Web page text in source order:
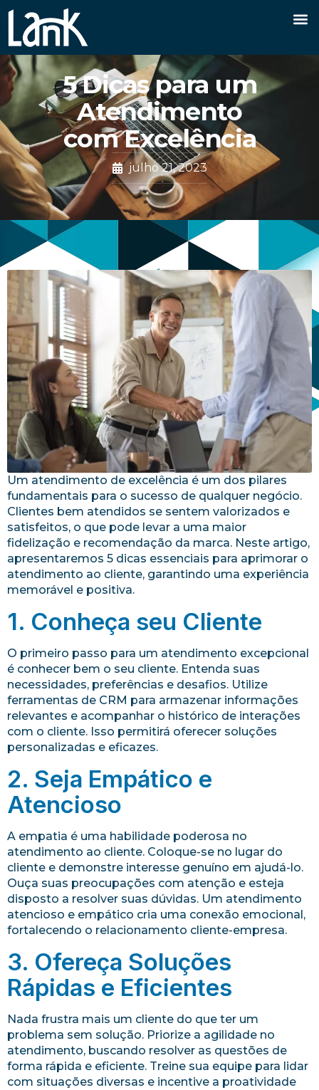
5 Dicas para um
Atendimento
com Excelência
julho 21, 2023
Um atendimento de excelência é um dos pilares
fundamentais para o sucesso de qualquer negócio.
Clientes bem atendidos se sentem valorizados e
satisfeitos, o que pode levar a uma maior
fidelização e recomendação da marca. Neste artigo,
apresentaremos 5 dicas essenciais para aprimorar o
atendimento ao cliente, garantindo uma experiência
memorável e positiva.
1. Conheça seu Cliente
O primeiro passo para um atendimento excepcional
é conhecer bem o seu cliente. Entenda suas
necessidades, preferências e desafios. Utilize
ferramentas de CRM para armazenar informações
relevantes e acompanhar o histórico de interações
com o cliente. Isso permitirá oferecer soluções
personalizadas e eficazes.
2. Seja Empático e
Atencioso
A empatia é uma habilidade poderosa no
atendimento ao cliente. Coloque-se no lugar do
cliente e demonstre interesse genuíno em ajudá-lo.
Ouça suas preocupações com atenção e esteja
disposto a resolver suas dúvidas. Um atendimento
atencioso e empático cria uma conexão emocional,
fortalecendo o relacionamento cliente-empresa.
3. Ofereça Soluções
Rápidas e Eficientes
Nada frustra mais um cliente do que ter um
problema sem solução. Priorize a agilidade no
atendimento, buscando resolver as questões de
forma rápida e eficiente. Treine sua equipe para lidar
com situações diversas e incentive a proatividade